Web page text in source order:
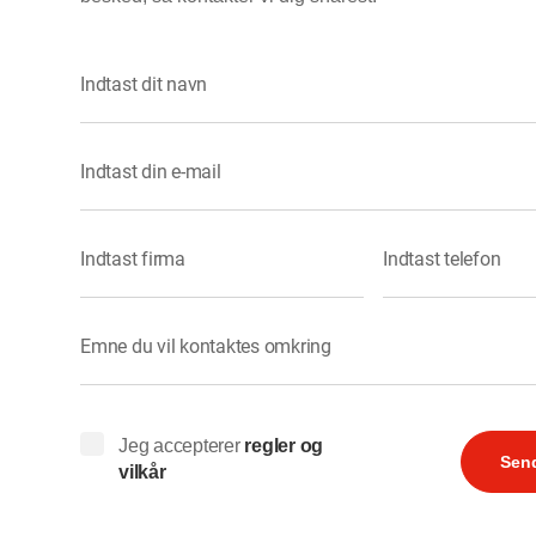
Indtast dit navn
Indtast din e-mail
Indtast firma Indtast telefon
Emne du vil kontaktes omkring
Jeg accepterer regler og
vilkår